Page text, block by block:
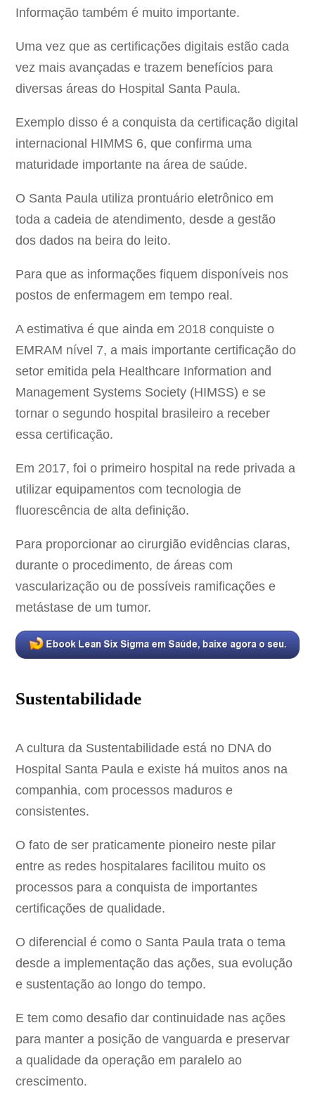
Informação também é muito importante.
Uma vez que as certificações digitais estão cada
vez mais avançadas e trazem benefícios para
diversas áreas do Hospital Santa Paula.
Exemplo disso é a conquista da certificação digital
internacional HIMMS 6, que confirma uma
maturidade importante na área de saúde.
O Santa Paula utiliza prontuário eletrônico em
toda a cadeia de atendimento, desde a gestão
dos dados na beira do leito.
Para que as informações fiquem disponíveis nos
postos de enfermagem em tempo real.
A estimativa é que ainda em 2018 conquiste o
EMRAM nível 7, a mais importante certificação do
setor emitida pela Healthcare Information and
Management Systems Society (HIMSS) e se
tornar o segundo hospital brasileiro a receber
essa certificação.
Em 2017, foi o primeiro hospital na rede privada a
utilizar equipamentos com tecnologia de
fluorescência de alta definição.
Para proporcionar ao cirurgião evidências claras,
durante o procedimento, de áreas com
vascularização ou de possíveis ramificações e
metástase de um tumor.
Sustentabilidade
A cultura da Sustentabilidade está no DNA do
Hospital Santa Paula e existe há muitos anos na
companhia, com processos maduros e
consistentes.
O fato de ser praticamente pioneiro neste pilar
entre as redes hospitalares facilitou muito os
processos para a conquista de importantes
certificações de qualidade.
O diferencial é como o Santa Paula trata o tema
desde a implementação das ações, sua evolução
e sustentação ao longo do tempo.
E tem como desafio dar continuidade nas ações
para manter a posição de vanguarda e preservar
a qualidade da operação em paralelo ao
crescimento.